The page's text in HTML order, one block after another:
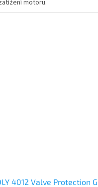
motoru.
4012 Valve Protection